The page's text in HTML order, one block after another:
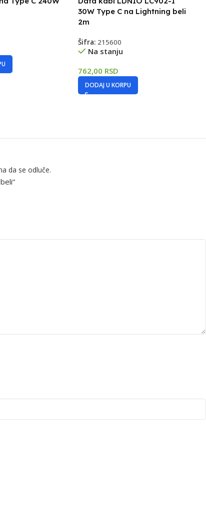
30W Type C na Lightning beli
2m
Šifra:215600
Na stanju
762,00 RSD
DODAJ U KORPU
da se odluče.